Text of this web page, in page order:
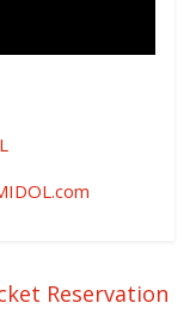
Reservation